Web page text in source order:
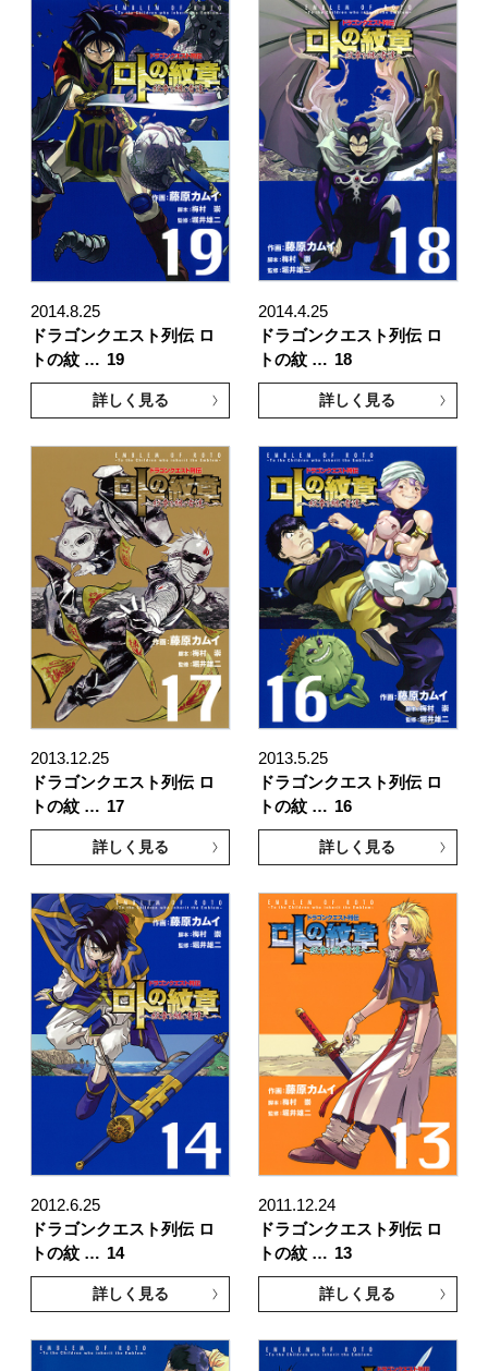
2014.8.25
ドラゴンクエスト列伝 ロ
トの紋 … 19
詳しく見る
2014.4.25
ドラゴンクエスト列伝 ロ
トの紋 … 18
詳しく見る
2013.12.25
ドラゴンクエスト列伝 ロ
トの紋 … 17
詳しく見る
2013.5.25
ドラゴンクエスト列伝 ロ
トの紋 … 16
詳しく見る
2012.6.25
ドラゴンクエスト列伝 ロ
トの紋 … 14
詳しく見る
2011.12.24
ドラゴンクエスト列伝 ロ
トの紋 … 13
詳しく見る